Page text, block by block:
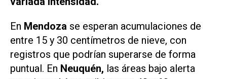
En Mendoza se esperan acumulaciones de
entre 15 y 30 centímetros de nieve, con
registros que podrían superarse de forma
puntual. En Neuquén, las áreas bajo alerta